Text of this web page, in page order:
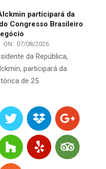
participará da
Congresso Brasileiro
ON: 07/08/2026
da República,
participará da
de 25